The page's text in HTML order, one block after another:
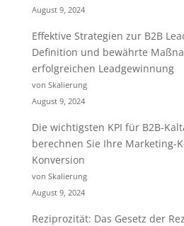
August 9, 2024
Effektive Strategien zur B2B
Definition und bewährte
erfolgreichen Leadgewinnung
von Skalierung
August 9, 2024
Die wichtigsten KPI für B2B-
berechnen Sie Ihre Marketing-
Konversion
von Skalierung
August 9, 2024
Reziprozität: Das Gesetz der